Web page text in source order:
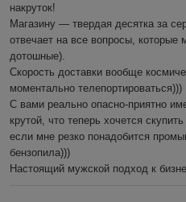
накруток!
Магазину — твердая десятка за
отвечает на все вопросы, которые
дотошные).
Скорость доставки вообще
моментально телепортироваться)))
С вами реально опасно-приятно
крутой, что теперь хочется
если мне резко понадобится
бензопила)))
Настоящий мужской подход к